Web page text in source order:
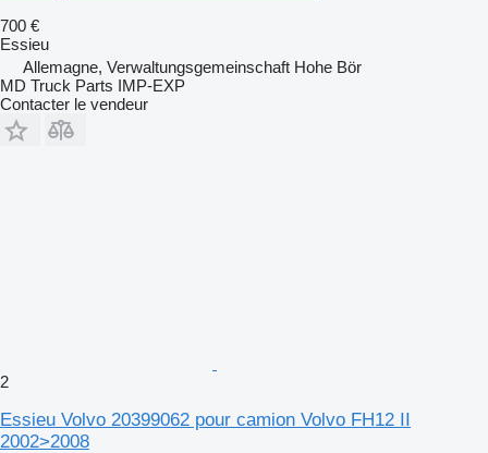
700 €
Essieu
Allemagne, Verwaltungsgemeinschaft Hohe Bör
MD Truck Parts IMP-EXP
Contacter le vendeur
2
Essieu Volvo 20399062 pour camion Volvo FH12 II
2002>2008